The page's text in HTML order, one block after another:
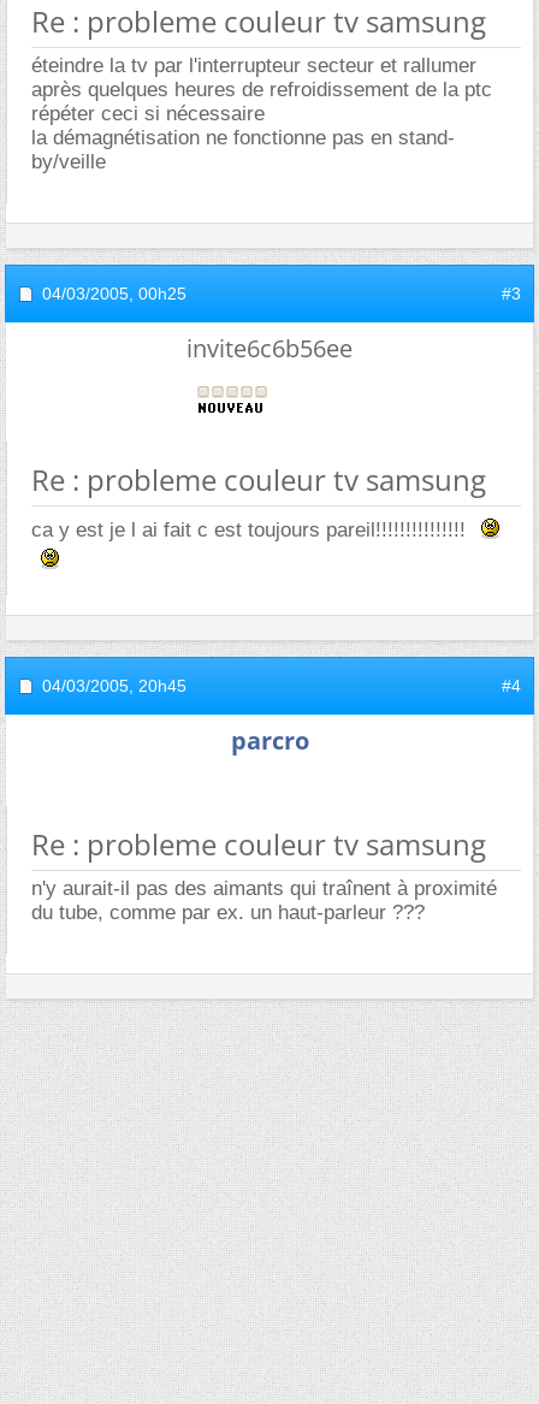
Re : probleme couleur tv samsung
éteindre la tv par l'interrupteur secteur et rallumer
après quelques heures de refroidissement de la ptc
répéter ceci si nécessaire
la démagnétisation ne fonctionne pas en stand-
by/veille
04/03/2005, 00h25 #3
invite6c6b56ee
Re : probleme couleur tv samsung
ca y est je l ai fait c est toujours pareil!!!!!!!!!!!!!!!
04/03/2005, 20h45 #4
parcro
Re : probleme couleur tv samsung
n'y aurait-il pas des aimants qui traînent à proximité
du tube, comme par ex. un haut-parleur ???